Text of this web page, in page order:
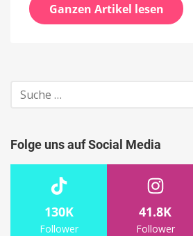
Ganzen Artikel lesen
Suche
nach:
Folge uns auf Social Media
130K
Follower
41.8K
Follower